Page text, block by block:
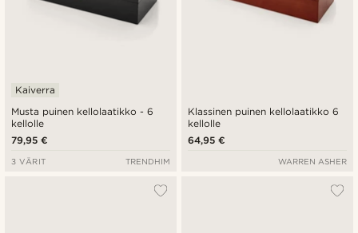
Musta puinen kellolaatikko - 6
kellolle
Kaiverra
79,95 €
3 VÄRIT TRENDHIM
Klassinen puinen kellolaatikko 6
kellolle
64,95 €
WARREN ASHER